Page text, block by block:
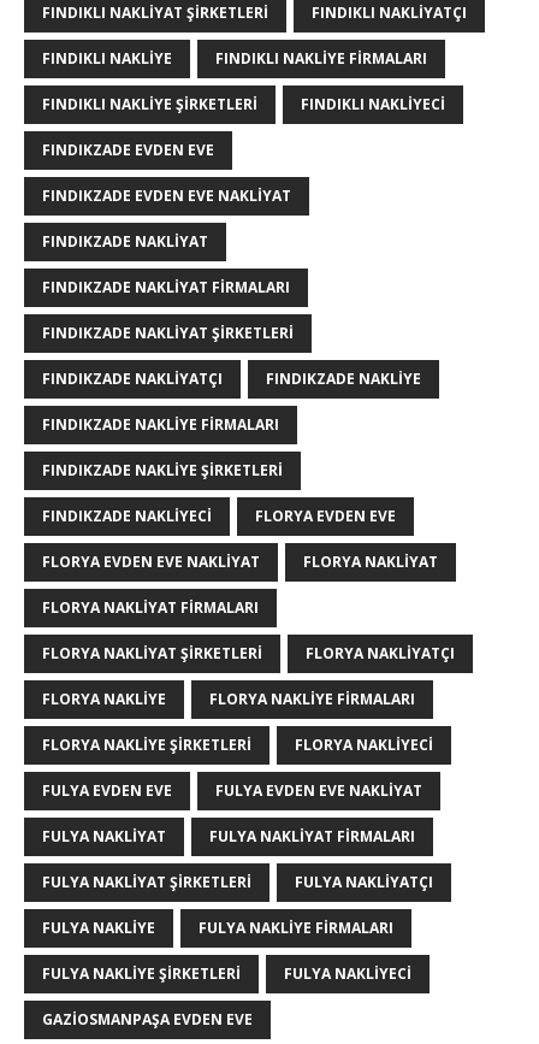
FINDIKLI NAKLIYAT ŞIRKETLERI FINDIKLI NAKLIYATÇI
FINDIKLI NAKLIYE FINDIKLI NAKLIYE FIRMALARI
FINDIKLI NAKLIYE ŞIRKETLERI FINDIKLI NAKLIYECI
FINDIKZADE EVDEN EVE
FINDIKZADE EVDEN EVE NAKLIYAT
FINDIKZADE NAKLIYAT
FINDIKZADE NAKLIYAT FIRMALARI
FINDIKZADE NAKLIYAT ŞIRKETLERI
FINDIKZADE NAKLIYATÇI FINDIKZADE NAKLIYE
FINDIKZADE NAKLIYE FIRMALARI
FINDIKZADE NAKLIYE ŞIRKETLERI
FINDIKZADE NAKLIYECI FLORYA EVDEN EVE
FLORYA EVDEN EVE NAKLIYAT FLORYA NAKLIYAT
FLORYA NAKLIYAT FIRMALARI
FLORYA NAKLIYAT ŞIRKETLERI FLORYA NAKLIYATÇI
FLORYA NAKLIYE FLORYA NAKLIYE FIRMALARI
FLORYA NAKLIYE ŞIRKETLERI FLORYA NAKLIYECI
FULYA EVDEN EVE FULYA EVDEN EVE NAKLIYAT
FULYA NAKLIYAT FULYA NAKLIYAT FIRMALARI
FULYA NAKLIYAT ŞIRKETLERI FULYA NAKLIYATÇI
FULYA NAKLIYE FULYA NAKLIYE FIRMALARI
FULYA NAKLIYE ŞIRKETLERI FULYA NAKLIYECI
GAZIOSMANPAŞA EVDEN EVE